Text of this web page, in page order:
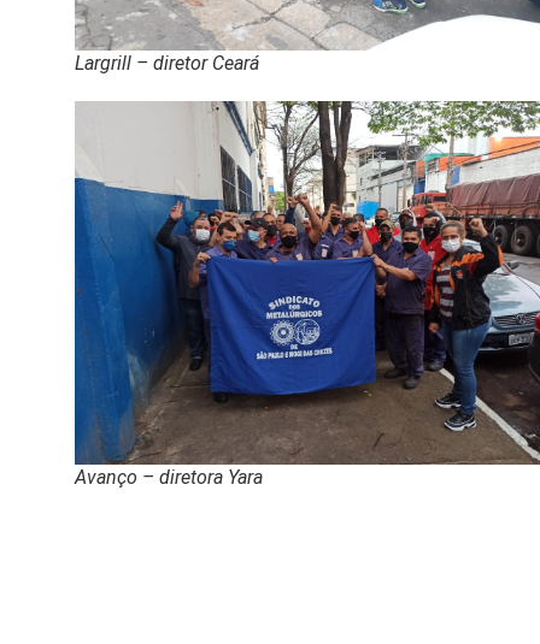
Largrill – diretor Ceará
Avanço – diretora Yara